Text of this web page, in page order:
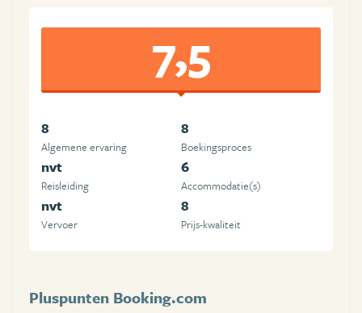
7,5
8
Algemene ervaring
8
Boekingsproces
nvt
Reisleiding
6
Accommodatie(s)
nvt
Vervoer
8
Prijs-kwaliteit
Pluspunten Booking.com